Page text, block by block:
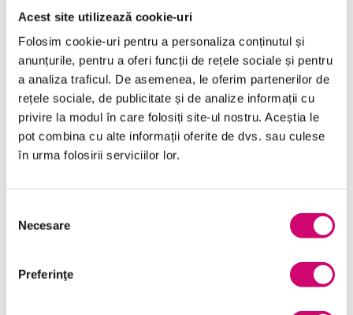
Acest site utilizează cookie-uri
Folosim cookie-uri pentru a personaliza conținutul și
anunțurile, pentru a oferi funcții de rețele sociale și pentru
a analiza traficul. De asemenea, le oferim partenerilor de
rețele sociale, de publicitate și de analize informații cu
privire la modul în care folosiți site-ul nostru. Aceștia le
pot combina cu alte informații oferite de dvs. sau culese
în urma folosirii serviciilor lor.
consimțământului
Necesare
Preferinţe
Resurse Umane
Serviciul clienți
Transformare Digitală
Vânzări și negocieri